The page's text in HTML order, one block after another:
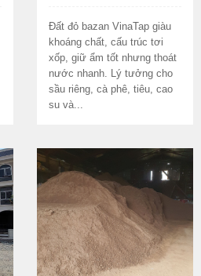
Đất đỏ bazan VinaTap giàu
khoáng chất, cấu trúc tơi
xốp, giữ ẩm tốt nhưng thoát
nước nhanh. Lý tưởng cho
sầu riêng, cà phê, tiêu, cao
su và...